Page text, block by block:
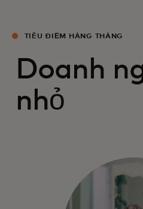
TIÊU ĐIỂM HÀNG THÁNG
Doanh
nhỏ